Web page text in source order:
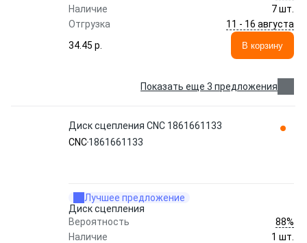
Наличие
7 шт.
Отгрузка
11 - 16 августа
34.45 p.
В корзину
Показать еще 3 предложения
Диск сцепления CNC 1861661133
CNC1861661133
Лучшее предложение
Диск сцепления
Вероятность
88%
Наличие
1 шт.